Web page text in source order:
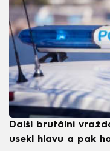
Další brutální
usekl hlavu a pak